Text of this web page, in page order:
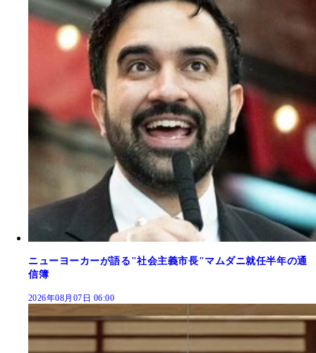
ニューヨーカーが語る"社会主義市長"マムダニ就任半年の通
信簿
2026年08月07日 06:00